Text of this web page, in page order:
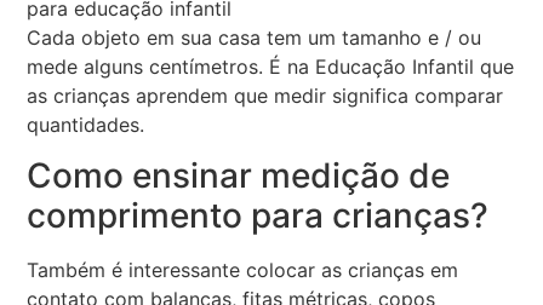
Cada objeto em sua casa tem um tamanho e / ou
mede alguns centímetros. É na Educação Infantil que
as crianças aprendem que medir significa comparar
quantidades.
Como ensinar medição de
comprimento para crianças?
Também é interessante colocar as crianças em
contato com balanças, fitas métricas, copos